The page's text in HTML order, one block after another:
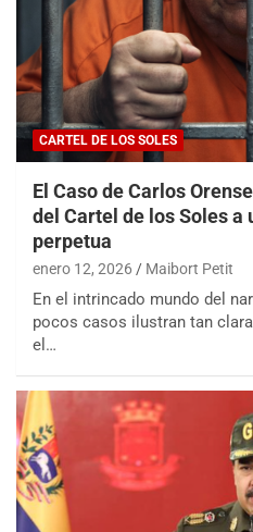
CARTEL DE LOS SOLES
El Caso de Carlos
del Cartel de los Soles a
perpetua
enero 12, 2026 Maibort Petit
En el intrincado mundo del
pocos casos ilustran tan
el…